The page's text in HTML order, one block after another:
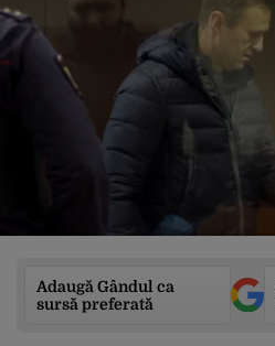
Adaugă Gândul ca
sursă preferată